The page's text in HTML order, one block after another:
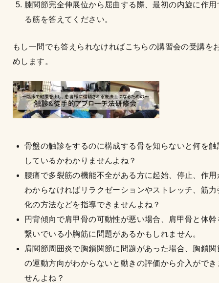
膝関節完全伸展位から屈曲する際、最初の内旋に作用
る筋を答えてください。
もし一問でも答えられなければこちらの講習会の受講を
めします。
骨盤の触診をするのに構成する骨を知らないと何を触
しているかわかりませんよね？
腰痛で多裂筋の機能不全がある方に起始、停止、作用
わからなければリラクゼーションやストレッチ、筋力
化の方法などを指導できませんよね？
円背傾向で肩甲骨の可動性が悪い場合、肩甲骨と体幹
繋いでいる小胸筋に問題があるかもしれません。
肩関節周囲炎で胸鎖関節に問題があった場合、胸鎖関
の運動方向がわからないと動きの評価から介入ができ
せんよね？